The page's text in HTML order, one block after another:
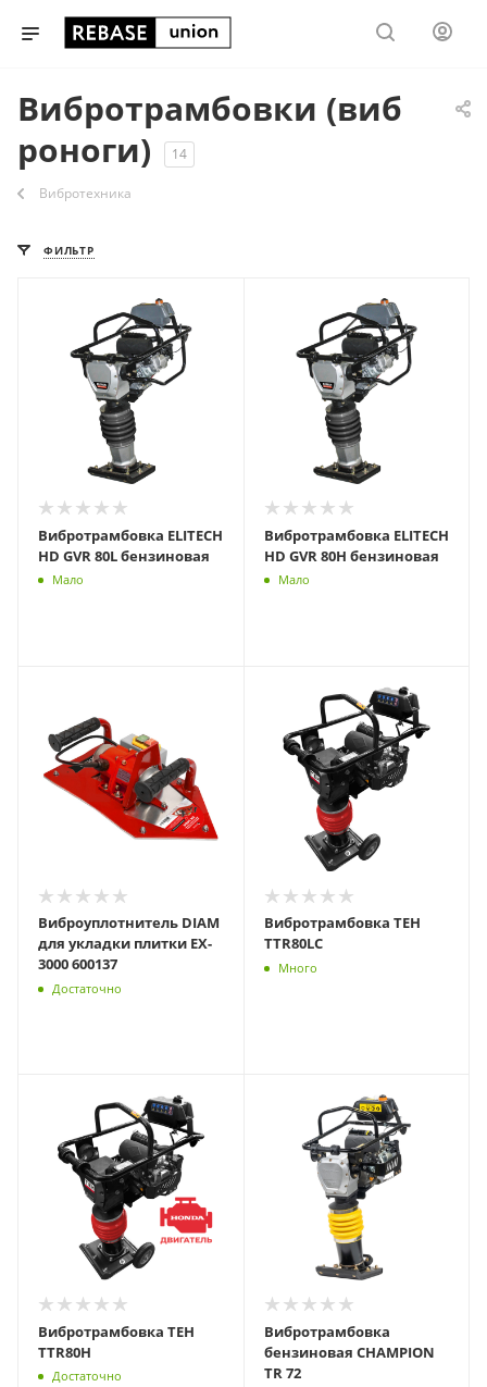
Вибротрамбовки (виб
роноги)
14
Вибротехника
ФИЛЬТР
Вибротрамбовка ELITECH
HD GVR 80L бензиновая
Мало
Вибротрамбовка ELITECH
HD GVR 80H бензиновая
Мало
Виброуплотнитель DIAM
для укладки плитки EX-
3000 600137
Достаточно
Вибротрамбовка TEH
TTR80LС
Много
Вибротрамбовка TEH
TTR80H
Достаточно
Вибротрамбовка
бензиновая CHAMPION
TR 72